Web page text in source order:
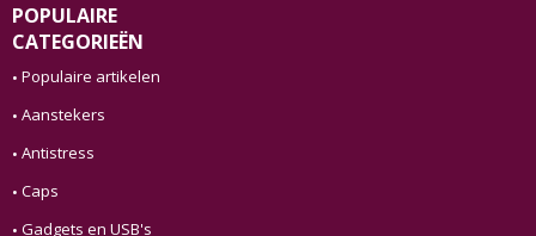
POPULAIRE
CATEGORIEËN
Populaire artikelen
Aanstekers
Antistress
Caps
Gadgets en USB's